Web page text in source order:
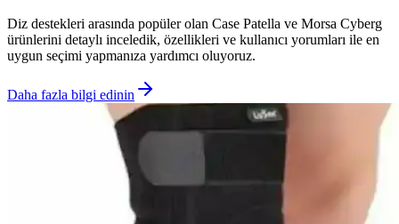
Diz destekleri arasında popüler olan Case Patella ve Morsa Cyberg
ürünlerini detaylı inceledik, özellikleri ve kullanıcı yorumları ile en
uygun seçimi yapmanıza yardımcı oluyoruz.
Daha fazla bilgi edinin